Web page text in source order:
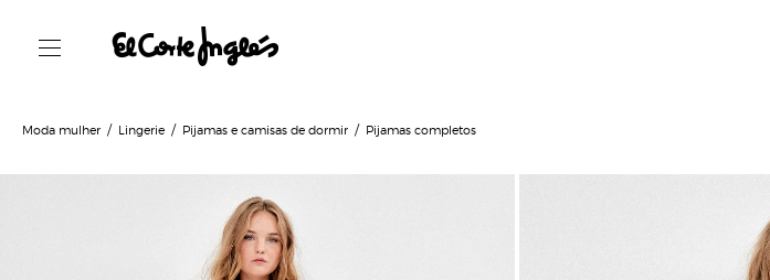
Moda mulher Lingerie Pijamas e camisas de dormir Pijamas completos